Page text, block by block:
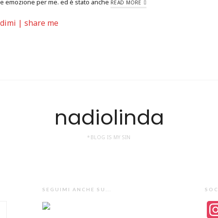
emozione per me. ed è stato anche READ MORE
| share me
nadiolinda
*BLOG IS MY SIN
SEGUIMI ANCHE SU...